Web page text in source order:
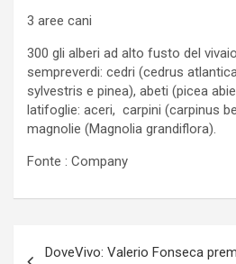
3 aree cani
300 gli alberi ad alto fusto del
sempreverdi: cedri (cedrus
sylvestris e pinea), abeti (picea
latifoglie: aceri, carpini (carpinus
magnolie (Magnolia grandiflora).
Fonte : Company
DoveVivo: Valerio Fonseca